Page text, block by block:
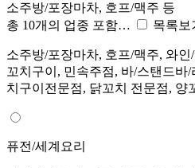
소주방/포장마차, 호프/맥주 등
총 10개의 업종 포함…
목록보
소주방/포장마차, 호프/맥주, 와
꼬치구이, 민속주점, 바/스탠드바
치구이전문점, 닭꼬치 전문점, 양
퓨전/세계요리